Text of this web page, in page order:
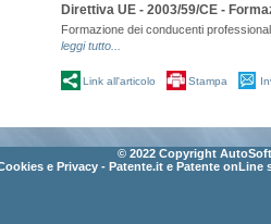
Direttiva UE - 2003/59/CE -
Formazione dei conducenti
leggi tutto...
Link all'articolo Stampa
© 2022 Copyright
e Privacy - Patente.it e Patente onLine